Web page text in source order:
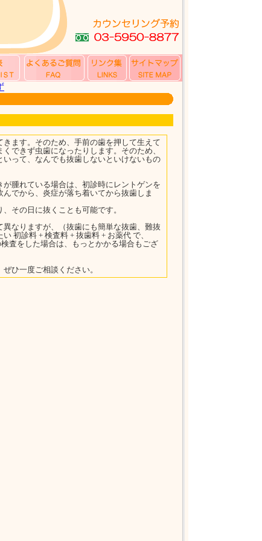
ます。そのため、手前の歯を押して生えて
できず虫歯になったりします。そのため、
って、なんでも抜歯しないといけないもの
腫れている場合は、初診時にレントゲンを
でから、炎症が落ち着いてから抜歯しま
その日に抜くことも可能です。
なりますが、（抜歯にも簡単な抜歯、難抜
初診料 + 検査料 + 抜歯料 + お薬代 で、
査をした場合は、もっとかかる場合もござ
ひ一度ご相談ください。